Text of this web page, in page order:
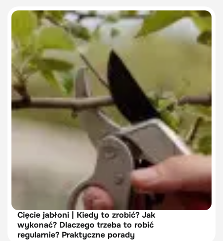
Cięcie jabłoni | Kiedy to zrobić? Jak
wykonać? Dlaczego trzeba to robić
regularnie? Praktyczne porady